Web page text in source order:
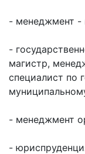
- менеджмент -
-
магистр,
специалист по
- менеджмент
-